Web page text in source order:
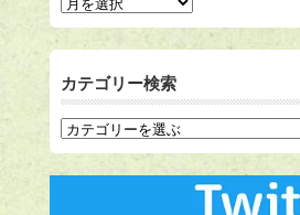
カテゴリー検索